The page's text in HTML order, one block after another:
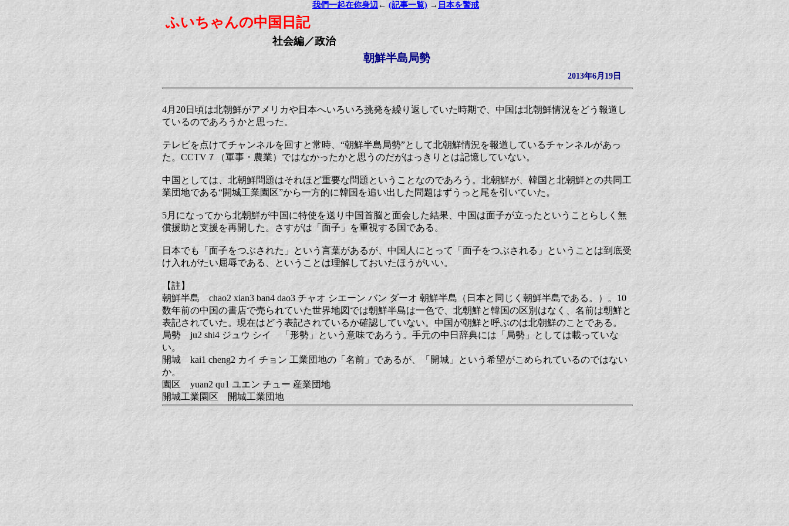
我們一起在你身辺← (記事一覧) → 日本を警戒
ふいちゃんの中国日記
社会編／政治
朝鮮半島局勢
2013年6月19日
4月20日頃は北朝鮮がアメリカや日本へいろいろ挑発を繰り返していた時期で、中国は北朝鮮情況をどう報道し
ているのであろうかと思った。
テレビを点けてチャンネルを回すと常時、“朝鮮半島局勢”として北朝鮮情況を報道しているチャンネルがあっ
た。CCTV７（軍事・農業）ではなかったかと思うのだがはっきりとは記憶していない。
中国としては、北朝鮮問題はそれほど重要な問題ということなのであろう。北朝鮮が、韓国と北朝鮮との共同工
業団地である“開城工業園区”から一方的に韓国を追い出した問題はずうっと尾を引いていた。
5月になってから北朝鮮が中国に特使を送り中国首脳と面会した結果、中国は面子が立ったということらしく無
償援助と支援を再開した。さすがは「面子」を重視する国である。
日本でも「面子をつぶされた」という言葉があるが、中国人にとって「面子をつぶされる」ということは到底受
け入れがたい屈辱である、ということは理解しておいたほうがいい。
【註】
朝鮮半島 chao2 xian3 ban4 dao3 チャオ シエーン バン ダーオ 朝鮮半島（日本と同じく朝鮮半島である。）。10
数年前の中国の書店で売られていた世界地図では朝鮮半島は一色で、北朝鮮と韓国の区別はなく、名前は朝鮮と
表記されていた。現在はどう表記されているか確認していない。中国が朝鮮と呼ぶのは北朝鮮のことである。
局勢 ju2 shi4 ジュウ シイ 「形勢」という意味であろう。手元の中日辞典には「局勢」としては載っていな
い。
開城 kai1 cheng2 カイ チョン 工業団地の「名前」であるが、「開城」という希望がこめられているのではない
か。
園区 yuan2 qu1 ユエン チュー 産業団地
開城工業園区 開城工業団地